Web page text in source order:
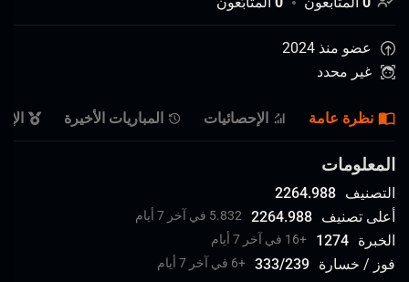
عضو منذ 2024
غير محدد
نظرة عامة الإحصائيات المباريات الأخيرة
المعلومات
التصنيف 2264.988
أعلى تصنيف 2264.988 5.832 في آخر 7 أيام
الخبرة 1274
+16 في آخر 7 أيام
فوز / خسارة 333/239
+6 في آخر 7 أيام